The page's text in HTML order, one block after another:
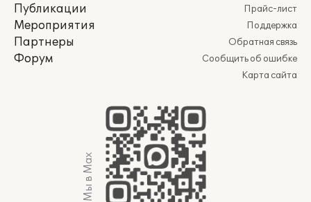
Публикации
Мероприятия
Партнеры
Форум
Прайс-лист
Поддержка
Обратная связь
Сообщить об ошибке
Карта сайта
Мы в Max